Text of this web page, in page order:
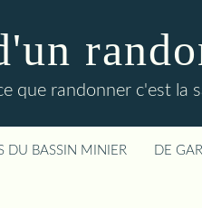
que randonner c'est la
DU BASSIN MINIER DE